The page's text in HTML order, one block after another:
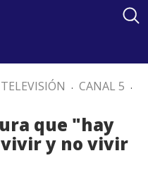
TELEVISIÓN . CANAL 5 .
que "hay
y no vivir